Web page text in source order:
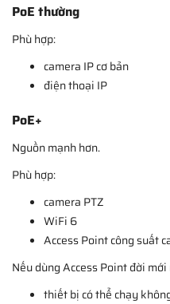
PoE thường
Phù hợp:
camera IP cơ bản
điện thoại IP
PoE+
Nguồn mạnh hơn.
Phù hợp:
camera PTZ
WiFi 6
Access Point công suất
Nếu dùng Access Point đời
thiết bị có thể chạy